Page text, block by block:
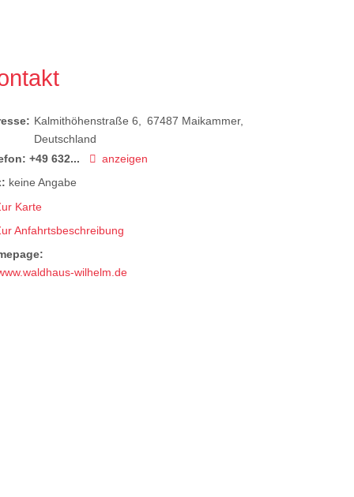
Kalmithöhenstraße 6 67487 Maikammer
Deutschland
+49 632...
anzeigen
keine Angabe
Karte
Anfahrtsbeschreibung
wilhelm.de